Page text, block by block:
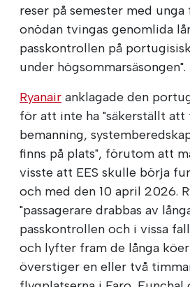
reser på semester med
onödan tvingas genomlida
passkontrollen på
under högsommarsäsongen".
Ryanair anklagade den
för att inte ha "säkerställt
bemanning,
finns på plats", förutom att
visste att EES skulle börja
och med den 10 april 2026.
"passagerare drabbas av
passkontrollen och i vissa
och lyfter fram de långa
överstiger en eller två